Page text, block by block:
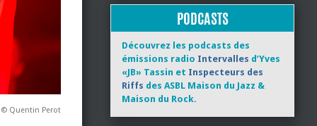
Quentin Perot
PODCASTS
Découvrez les podcasts des
émissions radio Intervalles d’Yves
«JB» Tassin et Inspecteurs des
Riffs des ASBL Maison du Jazz &
Maison du Rock.